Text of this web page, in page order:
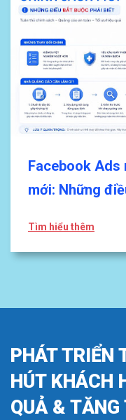
Facebook Ads
mới: Những
Tìm hiểu thêm
PHÁT TRIỂN
HÚT KHÁCH
QUẢ & TĂNG